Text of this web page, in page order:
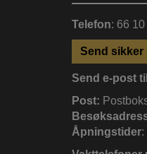
Telefon: 66
Send sikker
Send e-post
Post:
Åpningstider: